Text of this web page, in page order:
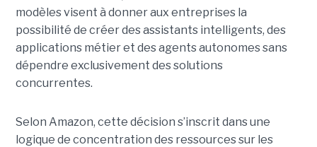
modèles visent à donner aux entreprises la
possibilité de créer des assistants intelligents, des
applications métier et des agents autonomes sans
dépendre exclusivement des solutions
concurrentes.
Selon Amazon, cette décision s’inscrit dans une
logique de concentration des ressources sur les